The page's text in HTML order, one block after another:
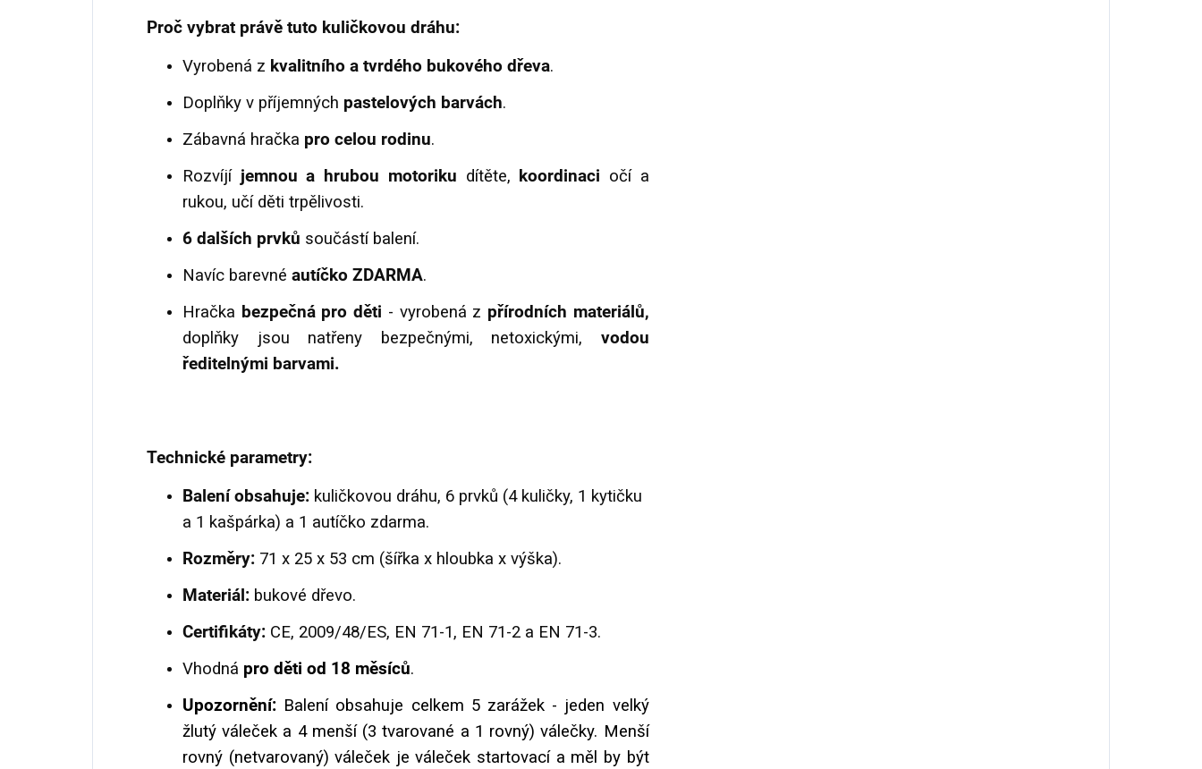
Proč vybrat právě tuto kuličkovou dráhu:
Vyrobená z kvalitního a tvrdého bukového dřeva.
Doplňky v příjemných pastelových barvách.
Zábavná hračka pro celou rodinu.
Rozvíjí jemnou a hrubou motoriku dítěte, koordinaci očí a
rukou, učí děti trpělivosti.
6 dalších prvků součástí balení.
Navíc barevné autíčko ZDARMA.
Hračka bezpečná pro děti - vyrobená z přírodních materiálů,
doplňky jsou natřeny bezpečnými, netoxickými, vodou
ředitelnými barvami.
Technické parametry:
Balení obsahuje: kuličkovou dráhu, 6 prvků (4 kuličky, 1 kytičku
a 1 kašpárka) a 1 autíčko zdarma.
Rozměry: 71 x 25 x 53 cm (šířka x hloubka x výška).
Materiál: bukové dřevo.
Certifikáty: CE, 2009/48/ES, EN 71-1, EN 71-2 a EN 71-3.
Vhodná pro děti od 18 měsíců.
Upozornění: Balení obsahuje celkem 5 zarážek - jeden velký
žlutý váleček a 4 menší (3 tvarované a 1 rovný) válečky. Menší
rovný (netvarovaný) váleček je váleček startovací a měl by být